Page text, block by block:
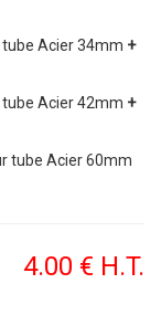
Acier 34mm +
Acier 42mm +
tube Acier 60mm
4.00 € H.T.